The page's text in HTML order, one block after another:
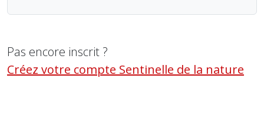
Pas encore inscrit ?
Créez votre compte Sentinelle de la nature